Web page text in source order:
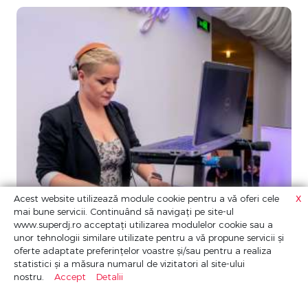
Acest website utilizează module cookie pentru a vă oferi cele
mai bune servicii. Continuând să navigați pe site-ul
www.superdj.ro acceptați utilizarea modulelor cookie sau a
unor tehnologii similare utilizate pentru a vă propune servicii și
oferte adaptate preferințelor voastre și/sau pentru a realiza
statistici și a măsura numarul de vizitatori al site-ului
nostru.
Accept
x
Detalii